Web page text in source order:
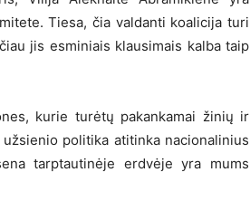
Tiesa, čia valdanti koalicija turi
jis esminiais klausimais kalba taip
kurie turėtų pakankamai žinių ir
politika atitinka nacionalinius
tarptautinėje erdvėje yra mums